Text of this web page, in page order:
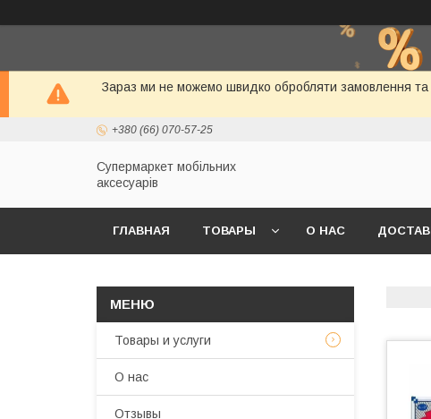
Зараз ми не можемо швидко обробляти замовлення та
+380 (66) 070-57-25
Супермаркет мобільних
аксесуарів
ГЛАВНАЯ ТОВАРЫ О НАС
Товары и услуги
О нас
Отзывы